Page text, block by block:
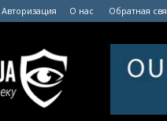
О нас Обратная